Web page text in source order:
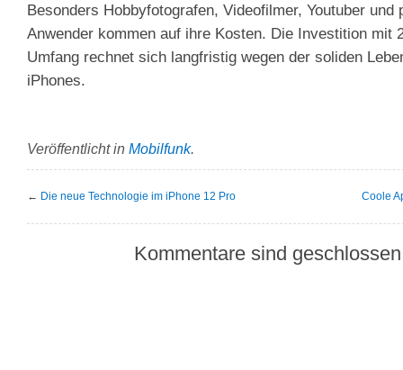
Besonders Hobbyfotografen, Videofilmer, Youtuber und
Anwender kommen auf ihre Kosten. Die Investition mit
Umfang rechnet sich langfristig wegen der soliden
iPhones.
Veröffentlicht in Mobilfunk.
← Die neue Technologie im iPhone 12 Pro Coole
Kommentare sind